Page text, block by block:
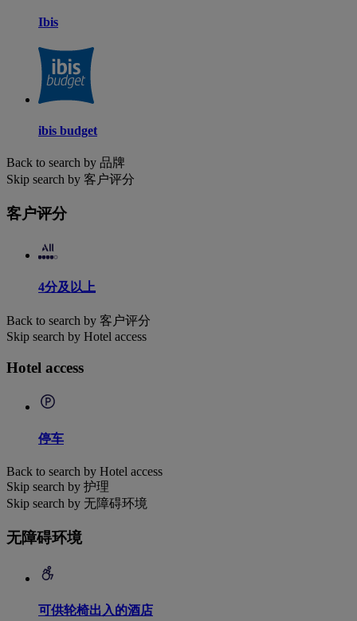
Ibis
ibis budget
Back to search by 品牌
Skip search by 客户评分
客户评分
4分及以上
Back to search by 客户评分
Skip search by Hotel access
Hotel access
停车
Back to search by Hotel access
Skip search by 护理
Skip search by 无障碍环境
无障碍环境
可供轮椅出入的酒店